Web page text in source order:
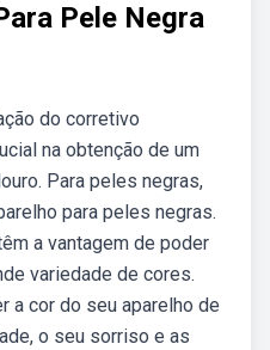
Pele Negra
do corretivo
na obtenção de um
Para peles negras,
para peles negras.
a vantagem de poder
variedade de cores.
a cor do seu aparelho de
o seu sorriso e as